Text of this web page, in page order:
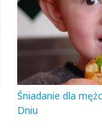
Śniadanie dla
Dniu